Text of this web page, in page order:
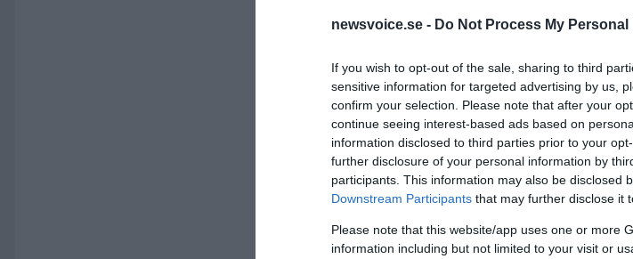
newsvoice.se - Do Not Process My
If you wish to opt-out of the sale, sharing to third
sensitive information for targeted advertising by us,
confirm your selection. Please note that after your
continue seeing interest-based ads based on
information disclosed to third parties prior to your
further disclosure of your personal information by
participants. This information may also be disclosed
Downstream Participants that may further disclose it
Please note that this website/app uses one or more
information including but not limited to your visit or